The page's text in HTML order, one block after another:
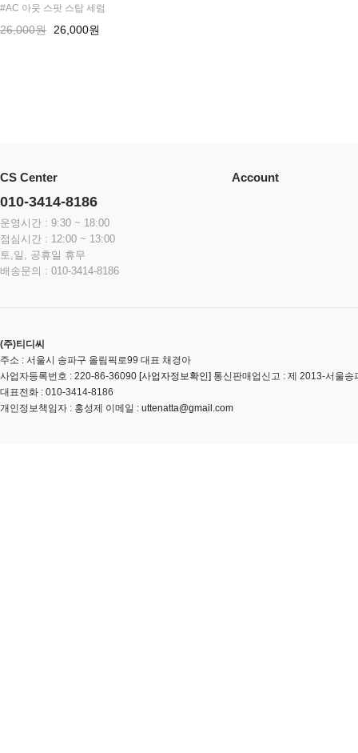
#AC 아웃 스팟 스탑 세럼
26,000원 26,000원
CS Center
010-3414-8186
운영시간 : 9:30 ~ 18:00
점심시간 : 12:00 ~ 13:00
토,일, 공휴일 휴무
배송문의 : 010-3414-8186
Account
(주)티디씨
주소 : 서울시 송파구 올림픽로99 대표 채경아
사업자등록번호 : 220-86-36090 [사업자정보확인] 통신판매업신고 : 제 2013-서울송
대표전화 : 010-3414-8186
개인정보책임자 : 홍성제 이메일 : uttenatta@gmail.com